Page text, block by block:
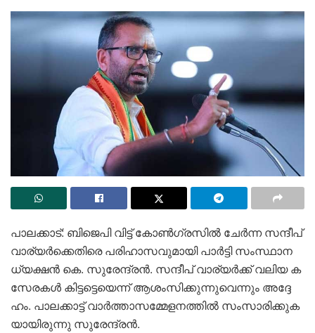
പാ​ല​ക്കാ​ട്: ബി​ജെ​പി വി​ട്ട് കോ​ൺ​ഗ്ര​സി​ൽ ചേ​ർ​ന്ന സ​ന്ദീ​പ്
വാ​ര്യ​ർക്കെതിരെ പരിഹാസവുമായി പാ​ർ​ട്ടി സം​സ്ഥാ​ന​
ധ്യ​ക്ഷ​ൻ കെ. ​സു​രേ​ന്ദ്ര​ൻ. സ​ന്ദീ​പ് വാ​ര്യ​ർ​ക്ക് വ​ലി​യ ക​
സേ​ര​ക​ൾ കി​ട്ട​ട്ടെ​യെ​ന്ന് ആ​ശം​സി​ക്കു​ന്നു​വെ​ന്നും അ​ദ്ദേ​
ഹം. പാ​ല​ക്കാ​ട്ട് വാ​ർ​ത്താ​സ​മ്മേ​ള​ന​ത്തി​ൽ സം​സാ​രി​ക്കു​ക​
യാ​യി​രു​ന്നു സു​രേ​ന്ദ്ര​ൻ.